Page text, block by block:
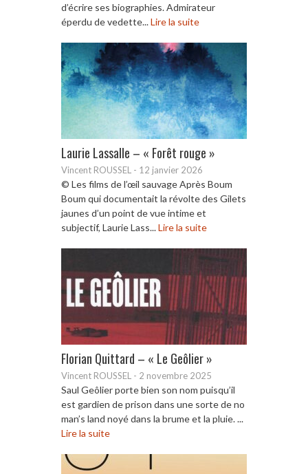
d’écrire ses biographies. Admirateur
éperdu de vedette...Lire la suite
Laurie Lassalle – « Forêt rouge »
Vincent ROUSSEL - 12 janvier 2026
© Les films de l’œil sauvage Après Boum
Boum qui documentait la révolte des Gilets
jaunes d’un point de vue intime et
subjectif, Laurie Lass...Lire la suite
Florian Quittard – « Le Geôlier »
Vincent ROUSSEL - 2 novembre 2025
Saul Geôlier porte bien son nom puisqu’il
est gardien de prison dans une sorte de no
man’s land noyé dans la brume et la pluie. ...
Lire la suite